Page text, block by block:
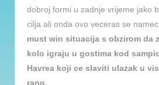
dobroj formi u zadnje vrijeme jako
cilja ali onda ovo veceras se
must win situacija s obzirom da
kolo igraju u gostima kod
Havrea koji ce slaviti ulazak u
rang.